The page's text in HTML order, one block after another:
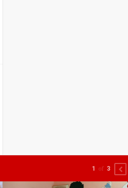
1 of 3